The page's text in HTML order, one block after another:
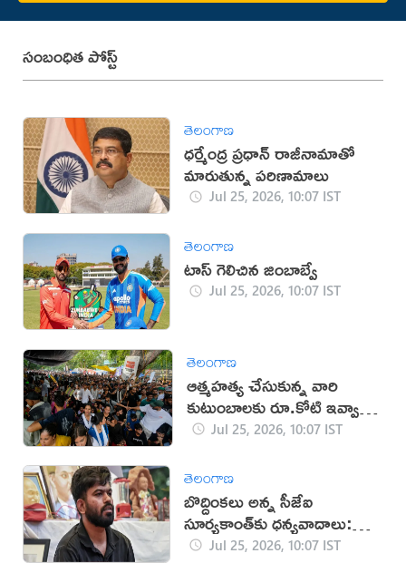
సంబంధిత పోస్ట్
తెలంగాణ
ధర్మేంద్ర ప్రధాన్‌ రాజీనామాతో
మారుతున్న పరిణామాలు
Jul 25, 2026, 10:07 IST
తెలంగాణ
టాస్ గెలిచిన జింబాబ్వే
Jul 25, 2026, 10:07 IST
తెలంగాణ
ఆత్మహత్య చేసుకున్న వారి
కుటుంబాలకు రూ.కోటి ఇవ్వాలి:
సీజేపీJul 25, 2026, 10:07 IST
తెలంగాణ
బొద్దింకలు అన్న సీజేఐ
సూర్యకాంత్‌కు ధన్యవాదాలు:
దీప్కేJul 25, 2026, 10:07 IST